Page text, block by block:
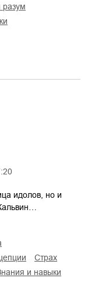
разум
идолов, но и
страх
знания и навыки